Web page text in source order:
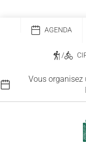
AGENDA
/
Vous organisez